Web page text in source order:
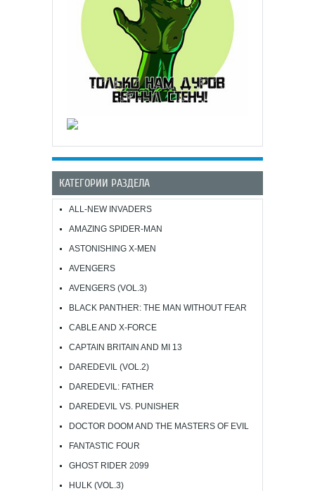
КАТЕГОРИИ РАЗДЕЛА
ALL-NEW INVADERS
AMAZING SPIDER-MAN
ASTONISHING X-MEN
AVENGERS
AVENGERS (VOL.3)
BLACK PANTHER: THE MAN WITHOUT FEAR
CABLE AND X-FORCE
CAPTAIN BRITAIN AND MI 13
DAREDEVIL (VOL.2)
DAREDEVIL: FATHER
DAREDEVIL VS. PUNISHER
DOCTOR DOOM AND THE MASTERS OF EVIL
FANTASTIC FOUR
GHOST RIDER 2099
HULK (VOL.3)